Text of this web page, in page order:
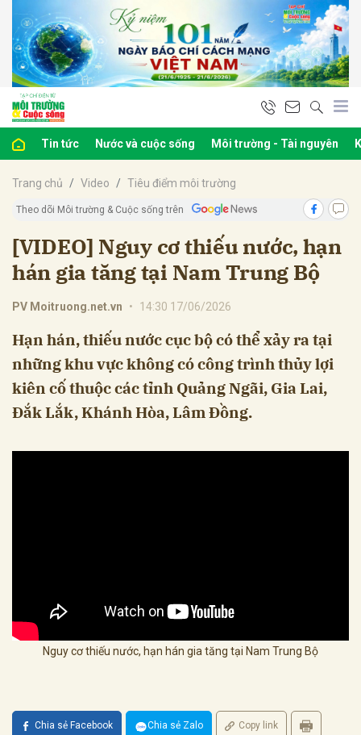
Tin tức Nước và cuộc sống Môi trường - Tài nguyên
Trang chủ Video Tiêu điểm môi trường
Theo dõi Môi trường & Cuộc sống trên
[VIDEO] Nguy cơ thiếu nước, hạn
hán gia tăng tại Nam Trung Bộ
PV Moitruong.net.vn • 14:30 17/06/2026
Hạn hán, thiếu nước cục bộ có thể xảy ra tại
những khu vực không có công trình thủy lợi
kiên cố thuộc các tỉnh Quảng Ngãi, Gia Lai,
Đắk Lắk, Khánh Hòa, Lâm Đồng.
Nguy cơ thiếu nước, hạn hán gia tăng tại Nam Trung Bộ
Chia sẻ Facebook Chia sẻ Zalo Copy link
luận
Hủy